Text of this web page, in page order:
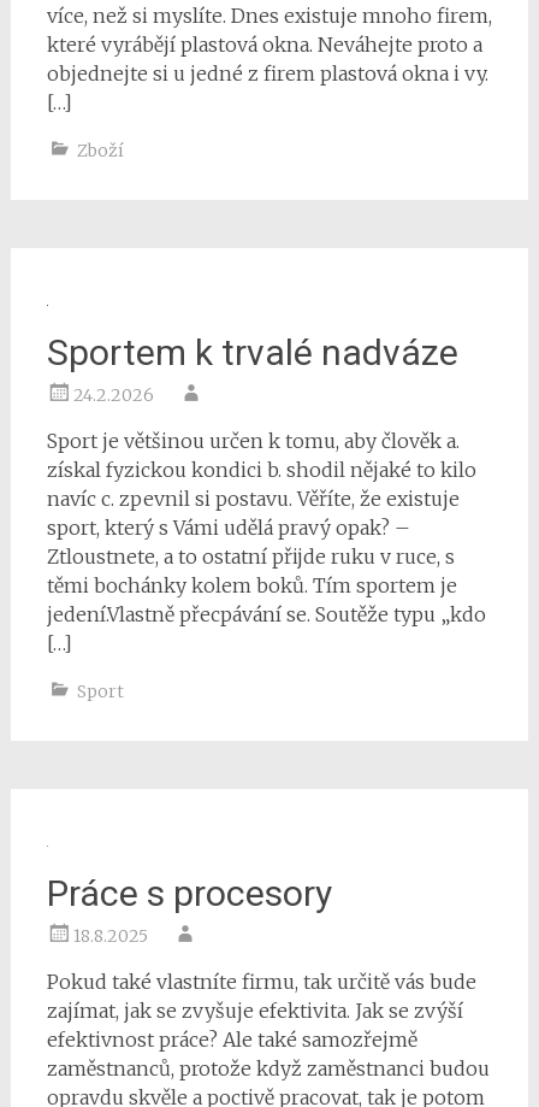
více, než si myslíte. Dnes existuje mnoho firem,
které vyrábějí plastová okna. Neváhejte proto a
objednejte si u jedné z firem plastová okna i vy.
[…]
Zboží
Sportem k trvalé nadváze
24.2.2026
Sport je většinou určen k tomu, aby člověk a.
získal fyzickou kondici b. shodil nějaké to kilo
navíc c. zpevnil si postavu. Věříte, že existuje
sport, který s Vámi udělá pravý opak? –
Ztloustnete, a to ostatní přijde ruku v ruce, s
těmi bochánky kolem boků. Tím sportem je
jedení.Vlastně přecpávání se. Soutěže typu „kdo
[…]
Sport
Práce s procesory
18.8.2025
Pokud také vlastníte firmu, tak určitě vás bude
zajímat, jak se zvyšuje efektivita. Jak se zvýší
efektivnost práce? Ale také samozřejmě
zaměstnanců, protože když zaměstnanci budou
opravdu skvěle a poctivě pracovat, tak je potom